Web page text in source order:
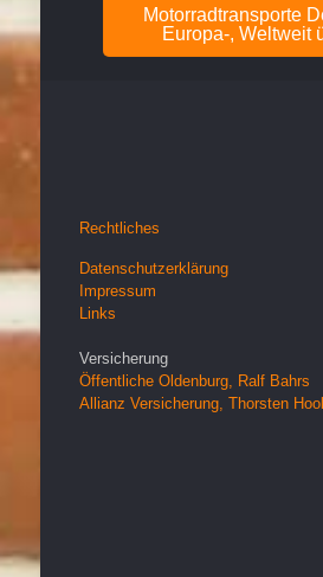
Motorradtransporte
Europa-, Weltweit
Rechtliches
Datenschutzerklärung
Impressum
Links
Versicherung
Öffentliche Oldenburg, Ralf Bahrs
Allianz Versicherung, Thorsten